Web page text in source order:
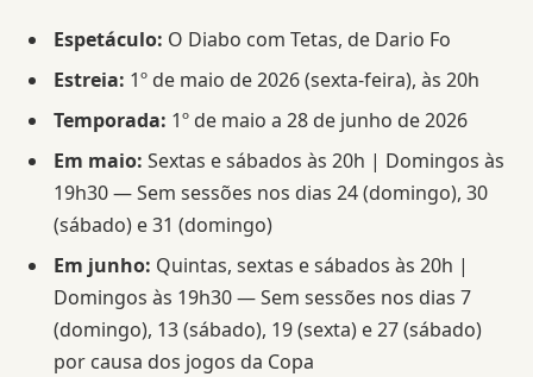
Espetáculo: O Diabo com Tetas, de Dario Fo
Estreia: 1º de maio de 2026 (sexta-feira), às 20h
Temporada: 1º de maio a 28 de junho de 2026
Em maio: Sextas e sábados às 20h | Domingos às
19h30 — Sem sessões nos dias 24 (domingo), 30
(sábado) e 31 (domingo)
Em junho: Quintas, sextas e sábados às 20h |
Domingos às 19h30 — Sem sessões nos dias 7
(domingo), 13 (sábado), 19 (sexta) e 27 (sábado)
por causa dos jogos da Copa